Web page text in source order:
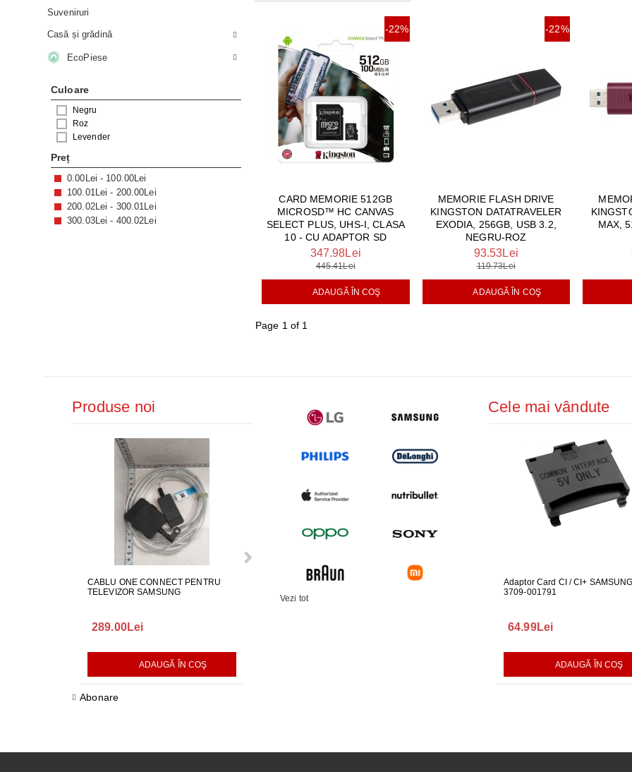
CUPTOARE CU MICROUNDE
HOTE, PLITE SI CUPTOARE INCORPORABILE
FRITEUZE ȘI MULTICOOKERS
MAŞINI DE SPĂLAT
PURIFICATOARE ȘI UMIDIFICATOARE
STAȚII ȘI MAȘINI DE CĂLCAT
USCĂTOARE
TV, FOTO & VIDEO
CAMERE SUPRAVEGHERE
Televizoare
Aspiratoare
Plăci și module
APARATE ȘI SCULE
SERVICE
CASĂ ȘI GRĂDINĂ SISTEME DE ILUMINAT
STAȚII METEO
SISTEME DE SUPRAVEGHERE ȘI SECURITATE
CURĂȚARE SI INTREȚINERE
PROMOȚII
EcoPiese ECOPIESE ESPRESOARE
Suveniruri
Casă și grădină
EcoPiese
Culoare
Negru
Roz
Levender
Preț
0.00Lei - 100.00Lei
100.01Lei - 200.00Lei
200.02Lei - 300.01Lei
300.03Lei - 400.02Lei
-22%
CARD MEMORIE 512GB
MICROSD™ HC CANVAS
SELECT PLUS, UHS-I, CLASA
10 - CU ADAPTOR SD
347.98Lei
445.41Lei
ADAUGĂ ÎN COŞ
-22%
MEMORIE FLASH DRIVE
KINGSTON DATATRAVELER
EXODIA, 256GB, USB 3.2,
NEGRU-ROZ
93.53Lei
119.73Lei
ADAUGĂ ÎN COŞ
MAX,
Page 1 of 1
Produse noi
CABLU ONE CONNECT PENTRU
TELEVIZOR SAMSUNG
289.00Lei
ADAUGĂ ÎN COŞ
FURTUN EVACUARE PENTRU
GARNITURA HUBLOU MASINA DE
Abonare
Vezi tot
Cele mai vândute
Adaptor Card CI / CI+ SAMSUNG
3709-001791
64.99Lei
ADAUGĂ ÎN COŞ